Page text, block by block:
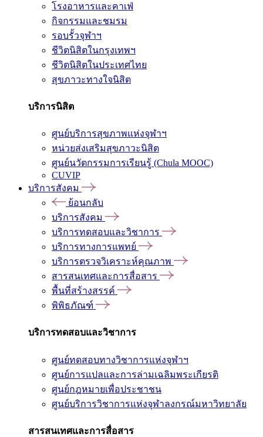
โรงอาหารและคาเฟ่
กิจกรรมและชมรม
รอบรั้วจุฬาฯ
ชีวิตนิสิตในกรุงเทพฯ
ชีวิตนิสิตในประเทศไทย
สุขภาวะทางใจนิสิต
บริการนิสิต
ศูนย์บริการสุขภาพแห่งจุฬาฯ
หน่วยส่งเสริมสุขภาวะนิสิต
ศูนย์นวัตกรรมการเรียนรู้ (Chula MOOC)
CUVIP
บริการสังคม
ย้อนกลับ
บริการสังคม
บริการทดสอบและวิชาการ
บริการทางการแพทย์
บริการตรวจวิเคราะห์คุณภาพ
สารสนเทศและการสื่อสาร
พื้นที่สร้างสรรค์
พิพิธภัณฑ์
บริการทดสอบและวิชาการ
ศูนย์ทดสอบทางวิชาการแห่งจุฬาฯ
ศูนย์การแปลและการล่ามเฉลิมพระเกียรติ
ศูนย์กฎหมายเพื่อประชาชน
ศูนย์บริการวิชาการแห่งจุฬาลงกรณ์มหาวิทยาลัย
สารสนเทศและการสื่อสาร